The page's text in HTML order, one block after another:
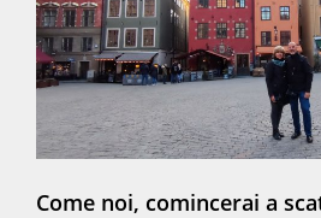
Come noi, comincerai a